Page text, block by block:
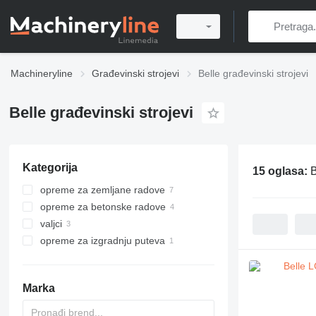
Machineryline Građevinski strojevi Belle građevinski strojevi
Belle građevinski strojevi
Kategorija
opreme za zemljane radove
vibro ploče
nabijači
opreme za betonske radove
mješalice za beton
valjci
mali valjci
opreme za izgradnju puteva
Marka
15 oglasa: